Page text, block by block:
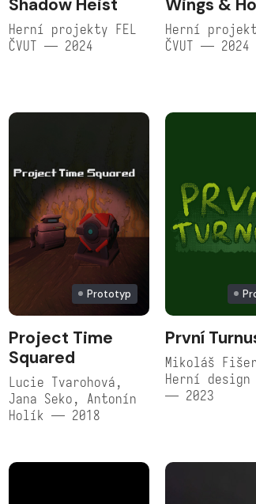
Shadow Heist
Herní projekty FEL
ČVUT — 2024
Wings &
Herní
ČVUT — 2024
Prototyp
Project Time
Squared
Lucie Tvarohová,
Jana Seko, Antonín
Holík — 2018
První
Mikoláš
Herní design
— 2023